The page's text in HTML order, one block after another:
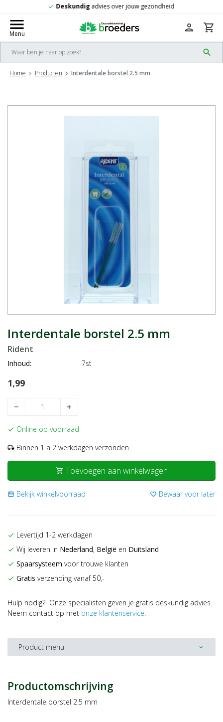
check Gratisverzending vanaf 50,-
menu
Menu
search
person shopping_cart
Home Producten Interdentale borstel 2.5 mm
Interdentale borstel 2.5 mm
Rident
Inhoud: 7st
1,99
remove add
check Online op voorraad
local_shipping Binnen 1 a 2 werkdagen verzonden
shopping_cart Toevoegen aan winkelwagen
storefront Bekijk winkelvoorraad favorite_border Bewaar voor later
check Levertijd 1-2 werkdagen
check Wij leveren in Nederland, België en Duitsland
check Spaarsysteem voor trouwe klanten
check Gratis verzending vanaf 50,-
Hulp nodig? Onze specialisten geven je gratis deskundig advies.
Neem contact op met onze klantenservice.
Product menu expand_more
Productomschrijving
Interdentale borstel 2.5 mm